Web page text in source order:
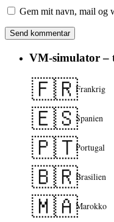
Gem mit navn, mail og
VM-simulator –
🇫🇷Frankrig
🇪🇸Spanien
🇵🇹Portugal
🇧🇷Brasilien
🇲🇦Marokko